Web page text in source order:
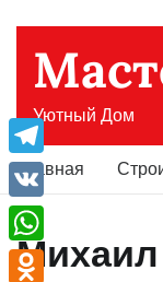
содержимому
Уютный Дом
Главная
Михаил
Telegram
VK
WhatsApp